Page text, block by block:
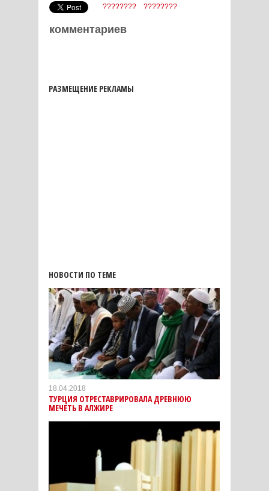
???????? ????????
комментариев
РАЗМЕЩЕНИЕ РЕКЛАМЫ
НОВОСТИ ПО ТЕМЕ
18.04.2018
ТУРЦИЯ ОТРЕСТАВРИРОВАЛА ДРЕВНЮЮ
МЕЧЕТЬ В АЛЖИРЕ